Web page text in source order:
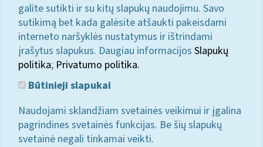
galite sutikti ir su kitų slapukų naudojimu. Savo
sutikimą bet kada galėsite atšaukti pakeisdami
interneto naršyklės nustatymus ir ištrindami
įrašytus slapukus. Daugiau informacijos Slapukų
politika; Privatumo politika.
Būtinieji slapukai
Naudojami sklandžiam svetainės veikimui ir įgalina
pagrindines svetainės funkcijas. Be šių slapukų
svetainė negali tinkamai veikti.